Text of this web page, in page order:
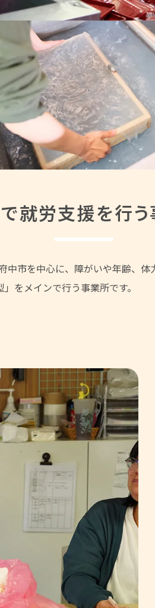
就労支援を行
中市を中心に、障がいや年齢、
をメインで行う事業所です。